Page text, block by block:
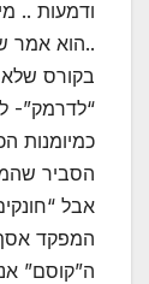
ודמעות ..
..הוא אמר
בקורס
“לדרמק”-
כמיומנות
הסביר
אבל
המפקד
ה”קוסם”